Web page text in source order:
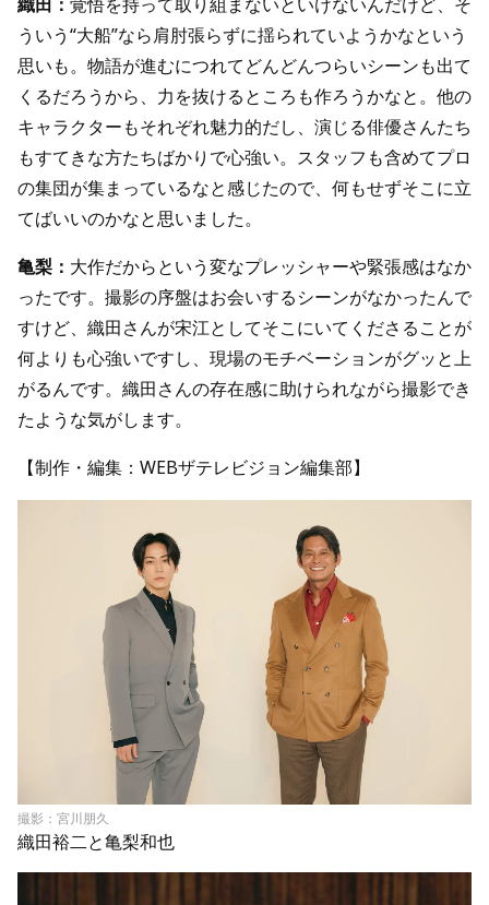
ういう“大船”なら肩肘張らずに揺られていようかなという
思いも。物語が進むにつれてどんどんつらいシーンも出て
くるだろうから、力を抜けるところも作ろうかなと。他の
キャラクターもそれぞれ魅力的だし、演じる俳優さんたち
もすてきな方たちばかりで心強い。スタッフも含めてプロ
の集団が集まっているなと感じたので、何もせずそこに立
てばいいのかなと思いました。
亀梨： 大作だからという変なプレッシャーや緊張感はなか
ったです。撮影の序盤はお会いするシーンがなかったんで
すけど、織田さんが宋江としてそこにいてくださることが
何よりも心強いですし、現場のモチベーションがグッと上
がるんです。織田さんの存在感に助けられながら撮影でき
たような気がします。
【制作・編集：WEBザテレビジョン編集部】
撮影：宮川朋久
織田裕二と亀梨和也